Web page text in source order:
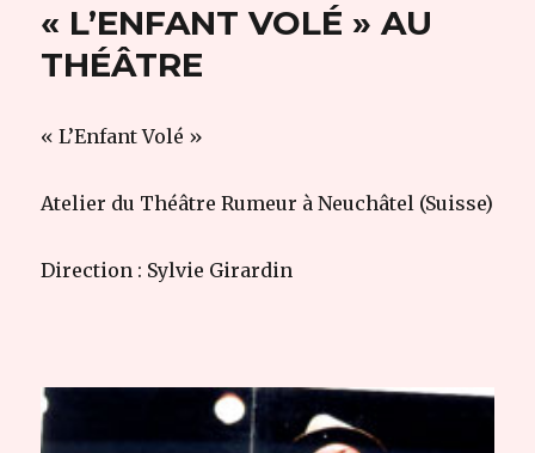
« L’ENFANT VOLÉ » AU
THÉÂTRE
« L’Enfant Volé »
Atelier du Théâtre Rumeur à Neuchâtel (Suisse)
Direction : Sylvie Girardin